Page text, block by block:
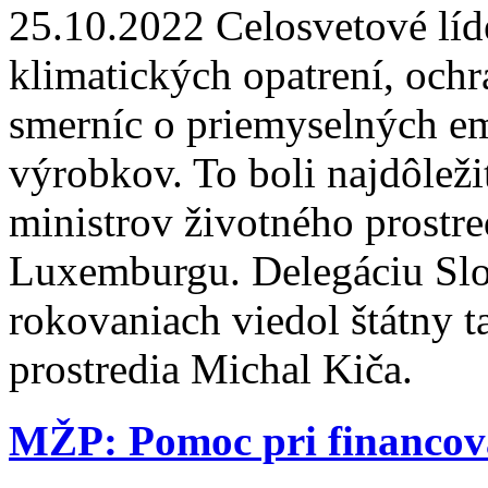
25.10.2022 Celosvetové
klimatických opatrení,
smerníc o priemyselných
výrobkov. To boli
ministrov životného
Luxemburgu. Delegáciu
rokovaniach viedol štátny
prostredia Michal Kiča.
MŽP: Pomoc pri